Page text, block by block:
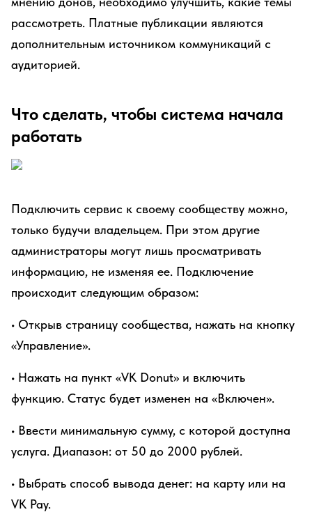
рассмотреть. Платные публикации являются
дополнительным источником коммуникаций с
аудиторией.
Что сделать, чтобы система начала
работать
Подключить сервис к своему сообществу можно,
только будучи владельцем. При этом другие
администраторы могут лишь просматривать
информацию, не изменяя ее. Подключение
происходит следующим образом:
• Открыв страницу сообщества, нажать на кнопку
«Управление».
• Нажать на пункт «VK Donut» и включить
функцию. Статус будет изменен на «Включен».
• Ввести минимальную сумму, с которой доступна
услуга. Диапазон: от 50 до 2000 рублей.
• Выбрать способ вывода денег: на карту или на
VK Pay.